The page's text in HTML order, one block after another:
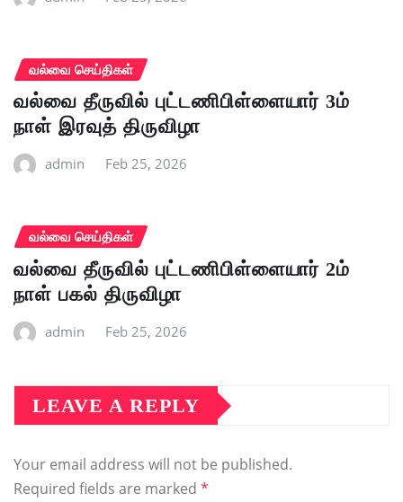
வல்வை செய்திகள்
வல்வை தீருவில் புட்டணிபிள்ளையார் 3ம்
நாள் இரவுத் திருவிழா
admin Feb 25, 2026
வல்வை செய்திகள்
வல்வை தீருவில் புட்டணிபிள்ளையார் 2ம்
நாள் பகல் திருவிழா
admin Feb 25, 2026
LEAVE A REPLY
Your email address will not be published.
Required fields are marked *